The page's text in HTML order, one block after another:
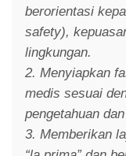
berorientasi
safety),
lingkungan.
2. Menyiapkan
medis sesuai
pengetahuan
3. Memberikan